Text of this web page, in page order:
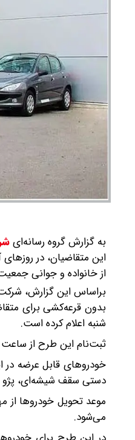
به گزارش گروه رسانه‌ای
این متقاضیان، در
از خانواده و جوانی
براساس این‌ گزارش،
بدون قرعه‌کشی برای
شنبه اعلام کرده است.
ثبت‌نام این طرح از ساعت ۹ صبح روز شنبه ۲۶ اردیبهشت‌ماه ۱۴۰۵ آغاز شده و تا زمان تکمیل ظرفیت ادامه خواهد داشت.
دستی سقف شیشه‌ای، پژو ۲۰۷ دستی سقف فلزی، رانا پلاس و دنا پلاس دستی هستند.
می‌شود.